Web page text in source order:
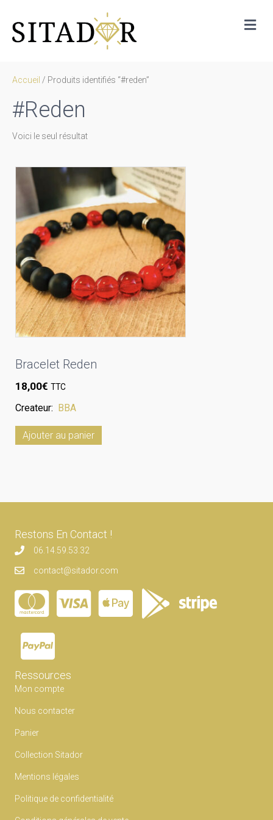
Accueil / Produits identifiés “#reden”
#reden
Voici le seul résultat
Bracelet Reden
18,00€ TTC
Createur: BBA
Ajouter au panier
Restons En Contact !
06.14.59.53.32
contact@sitador.com
Ressources
Mon compte
Nous contacter
Panier
Collection Sitador
Mentions légales
Politique de confidentialité